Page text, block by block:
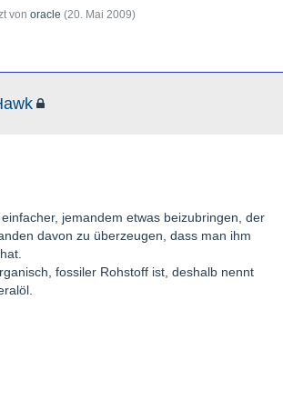
von oracle (20. Mai 2009)
jemandem etwas beizubringen, der
davon zu überzeugen, dass man ihm
fossiler Rohstoff ist, deshalb nennt